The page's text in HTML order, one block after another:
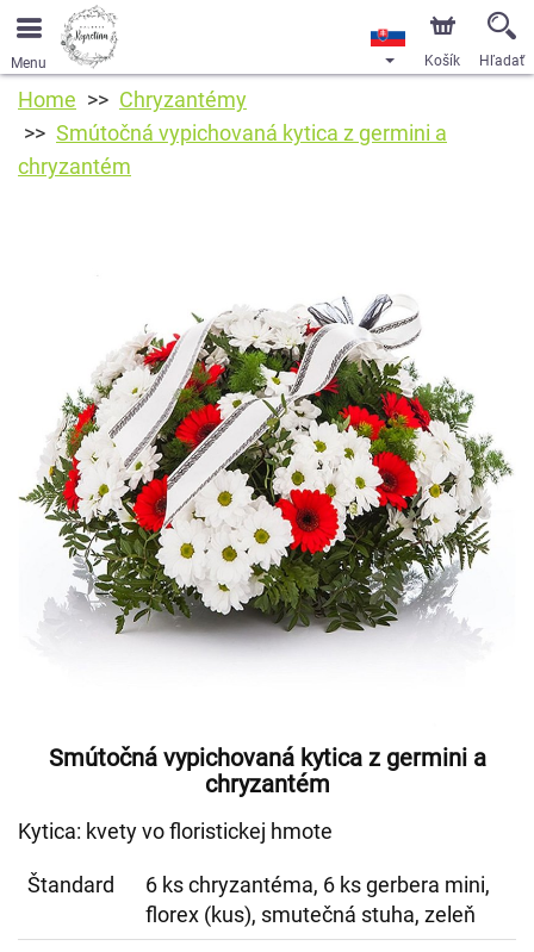
Menu Košík Hľadať
Home
Chryzantémy
Smútočná vypichovaná kytica z germini a
chryzantém
Smútočná vypichovaná kytica z germini a
chryzantém
Kytica: kvety vo floristickej hmote
Štandard
6 ks chryzantéma, 6 ks gerbera mini,
florex (kus), smutečná stuha, zeleň